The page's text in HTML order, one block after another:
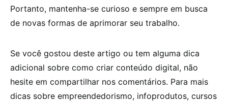
Portanto, mantenha-se curioso e sempre em busca
de novas formas de aprimorar seu trabalho.
Se você gostou deste artigo ou tem alguma dica
adicional sobre como criar conteúdo digital, não
hesite em compartilhar nos comentários. Para mais
dicas sobre empreendedorismo, infoprodutos, cursos